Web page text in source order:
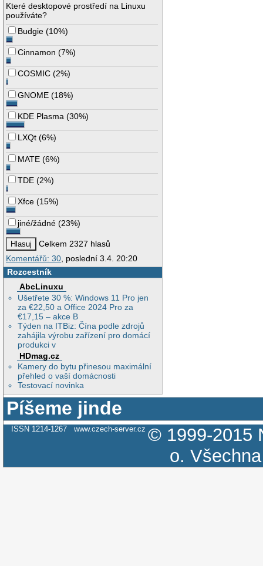
Které desktopové prostředí na Linuxu
používáte?
Budgie (10%)
Cinnamon (7%)
COSMIC (2%)
GNOME (18%)
KDE Plasma (30%)
LXQt (6%)
MATE (6%)
TDE (2%)
Xfce (15%)
jiné/žádné (23%)
Celkem 2327 hlasů
Komentářů: 30, poslední 3.4. 20:20
Rozcestník
AbcLinuxu
Ušetřete 30 %: Windows 11 Pro jen
za €22,50 a Office 2024 Pro za
€17,15 – akce B
Týden na ITBiz: Čína podle zdrojů
zahájila výrobu zařízení pro domácí
produkci v
HDmag.cz
Kamery do bytu přinesou maximální
přehled o vaší domácnosti
Testovací novinka
Píšeme jinde
ISSN 1214-1267 www.czech-server.cz © 1999-2015
o.